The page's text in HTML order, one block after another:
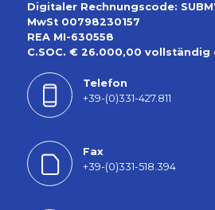
Digitaler Rechnungscode:
MwSt 00798230157
REA MI-630558
C.SOC. € 26.000,00 vollständig
Telefon
+39-(0)331-427.811
Fax
+39-(0)331-518.394